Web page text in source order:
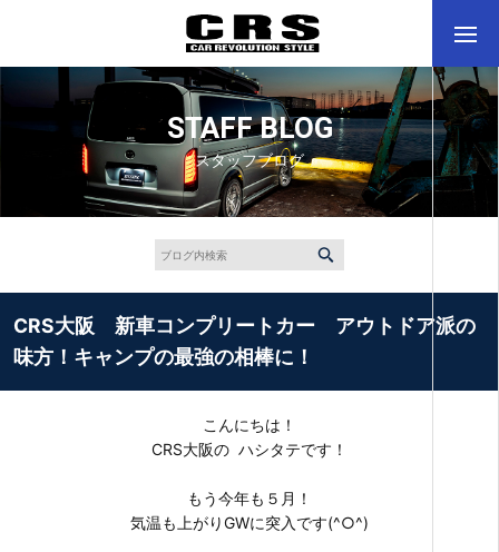
STAFF BLOG
スタッフブログ
CRS大阪 新車コンプリートカー アウトドア派の
味方！キャンプの最強の相棒に！
こんにちは！
CRS大阪の ハシタテです！
もう今年も５月！
気温も上がりGWに突入です(^○^)